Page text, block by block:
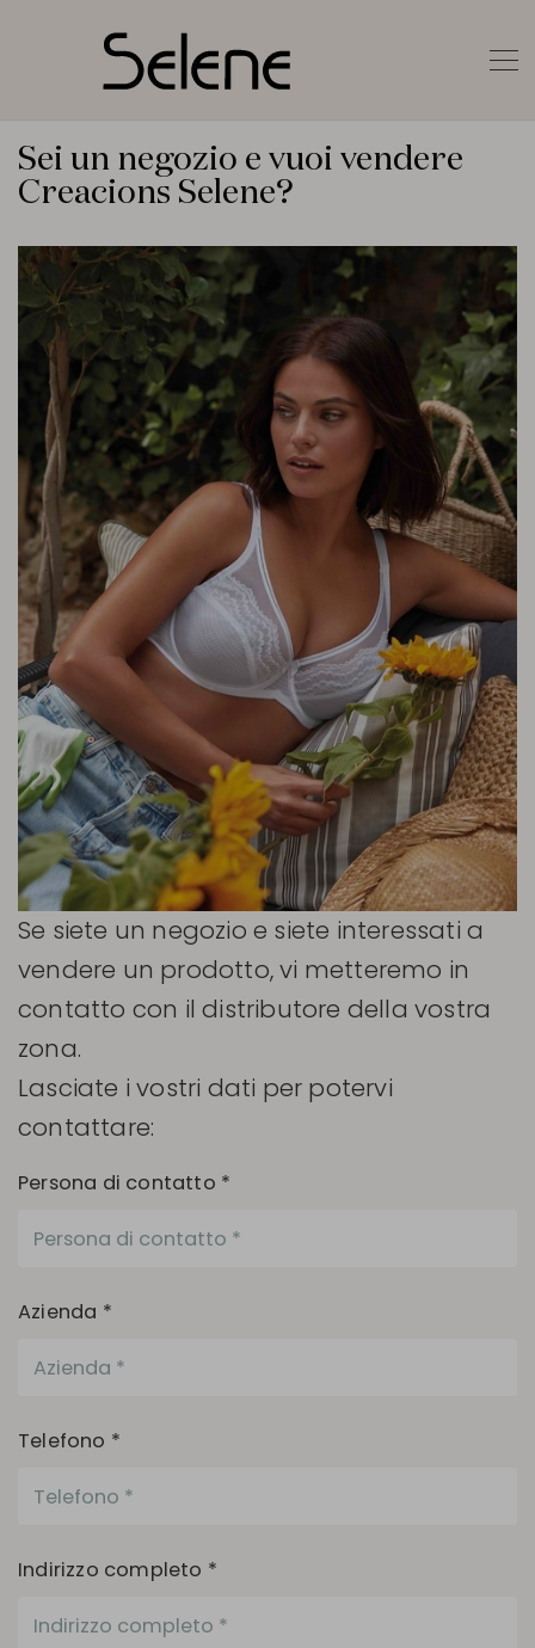
Sei un negozio e vuoi vendere
Creacions Selene?
Se siete un negozio e siete interessati a
vendere un prodotto, vi metteremo in
contatto con il distributore della vostra
zona.
Lasciate i vostri dati per potervi
contattare:
Persona di contatto *
Azienda *
Telefono *
Indirizzo completo *